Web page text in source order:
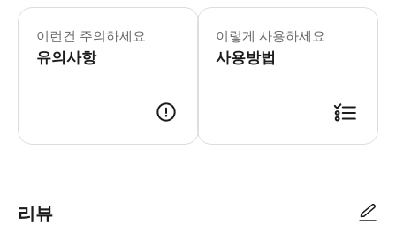
이런건 주의하세요
유의사항
- 준비물: * 모자 * 자외선 차단제 * 카
이렇게 사용하세요
사용방법
리뷰